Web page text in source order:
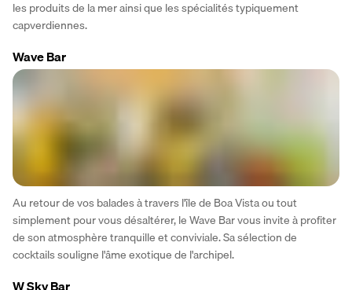
les produits de la mer ainsi que les spécialités typiquement
capverdiennes.
Wave Bar
Au retour de vos balades à travers l'île de Boa Vista ou tout
simplement pour vous désaltérer, le Wave Bar vous invite à profiter
de son atmosphère tranquille et conviviale. Sa sélection de
cocktails souligne l'âme exotique de l'archipel.